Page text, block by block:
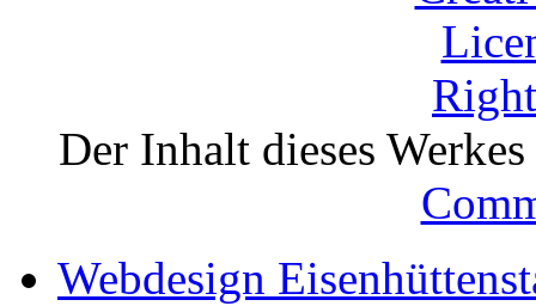
Der Inhalt dieses
Webdesign